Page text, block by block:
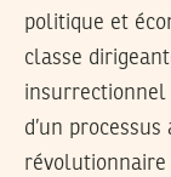
politique et
classe
insurrectionnel
d’un
révolutionnaire